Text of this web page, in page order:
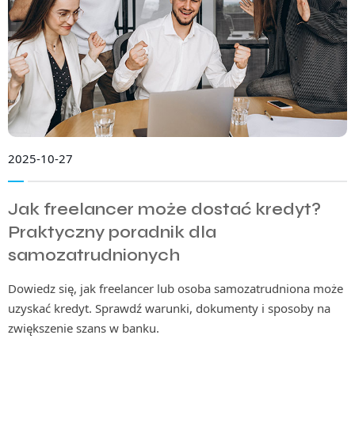
2025-10-27
Jak freelancer może dostać kredyt?
Praktyczny poradnik dla
samozatrudnionych
Dowiedz się, jak freelancer lub osoba samozatrudniona może
uzyskać kredyt. Sprawdź warunki, dokumenty i sposoby na
zwiększenie szans w banku.